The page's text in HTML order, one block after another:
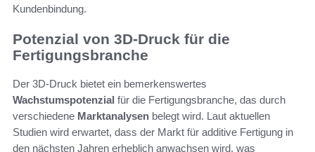
Kundenbindung.
Potenzial von 3D-Druck für die
Fertigungsbranche
Der 3D-Druck bietet ein bemerkenswertes
Wachstumspotenzial für die Fertigungsbranche, das durch
verschiedene Marktanalysen belegt wird. Laut aktuellen
Studien wird erwartet, dass der Markt für additive Fertigung in
den nächsten Jahren erheblich anwachsen wird, was